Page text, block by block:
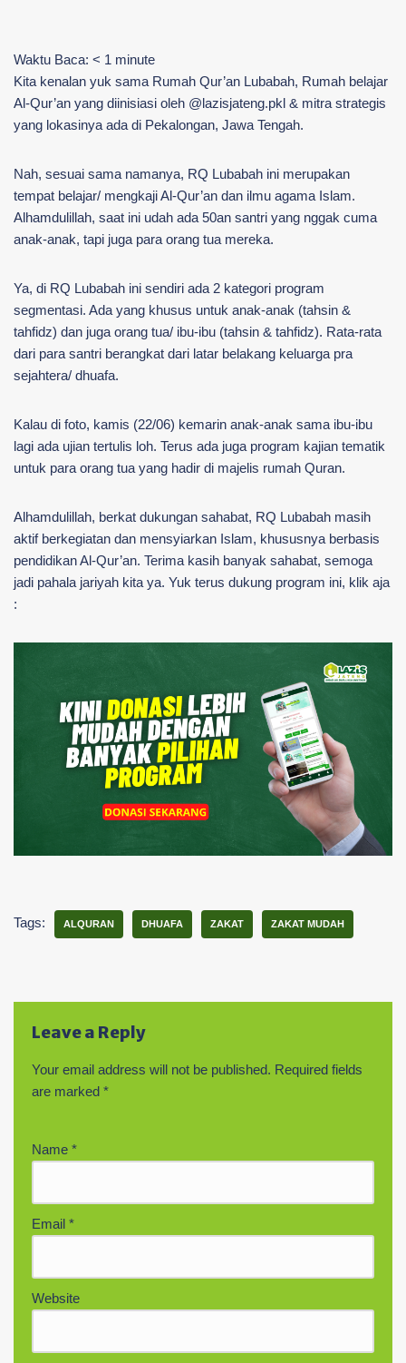
Waktu Baca: < 1 minute
Kita kenalan yuk sama Rumah Qur’an Lubabah, Rumah belajar
Al-Qur’an yang diinisiasi oleh @lazisjateng.pkl & mitra strategis
yang lokasinya ada di Pekalongan, Jawa Tengah.
Nah, sesuai sama namanya, RQ Lubabah ini merupakan
tempat belajar/ mengkaji Al-Qur’an dan ilmu agama Islam.
Alhamdulillah, saat ini udah ada 50an santri yang nggak cuma
anak-anak, tapi juga para orang tua mereka.
Ya, di RQ Lubabah ini sendiri ada 2 kategori program
segmentasi. Ada yang khusus untuk anak-anak (tahsin &
tahfidz) dan juga orang tua/ ibu-ibu (tahsin & tahfidz). Rata-rata
dari para santri berangkat dari latar belakang keluarga pra
sejahtera/ dhuafa.
Kalau di foto, kamis (22/06) kemarin anak-anak sama ibu-ibu
lagi ada ujian tertulis loh. Terus ada juga program kajian tematik
untuk para orang tua yang hadir di majelis rumah Quran.
Alhamdulillah, berkat dukungan sahabat, RQ Lubabah masih
aktif berkegiatan dan mensyiarkan Islam, khususnya berbasis
pendidikan Al-Qur’an. Terima kasih banyak sahabat, semoga
jadi pahala jariyah kita ya. Yuk terus dukung program ini, klik aja
:
Tags: ALQURAN DHUAFA ZAKAT ZAKAT MUDAH
Leave a Reply
Your email address will not be published. Required fields
are marked *
Name *
Email *
Website